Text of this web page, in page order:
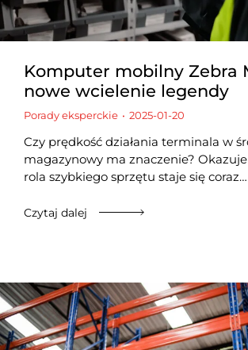
Komputer mobilny Zebra
nowe wcielenie legendy
Porady eksperckie 2025-01-20
Czy prędkość działania terminala w
magazynowy ma znaczenie? Okazuje
rola szybkiego sprzętu staje się coraz…
Czytaj dalej